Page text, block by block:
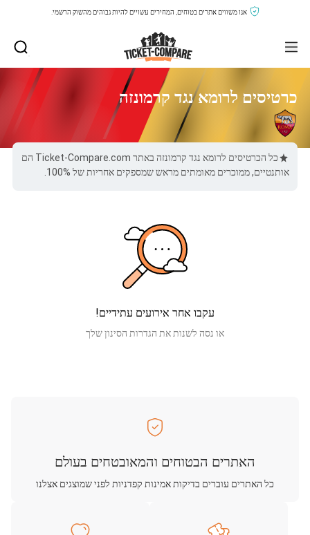
אנו משווים אתרים בטוחים, המחירים עשויים להיות גבוהים מהשוק הרשמי.
כרטיסים לרומא נגד קרמונזה
כל הכרטיסים לרומא נגד קרמונזה באתר Ticket-Compare.com הם
אותנטיים, ממוכרים מאומתים מראש שמספקים אחריות של 100%.
עקבו אחר אירועים עתידיים!
או נסה לשנות את הגדרות הסינון שלך
האתרים הבטוחים והמאובטחים בעולם
כל האתרים עוברים בדיקות אמינות קפדניות לפני שמוצגים אצלנו